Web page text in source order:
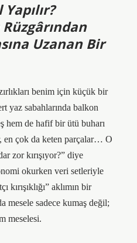
Uzanan Bir
benim için küçük bir
yaz sabahlarında balkon
hem de hafif bir ütü buharı
en çok da keten parçalar… O
zor kırışıyor?” diye
okurken veri setleriyle
kırışıklığı” aklımın bir
mesele sadece kumaş değil;
meselesi.